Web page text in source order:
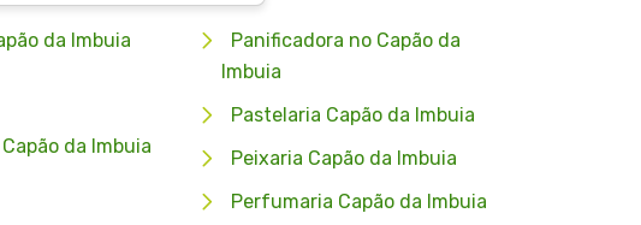
da Imbuia
da Imbuia
Panificadora no Capão da
Imbuia
Pastelaria Capão da Imbuia
Peixaria Capão da Imbuia
Perfumaria Capão da Imbuia